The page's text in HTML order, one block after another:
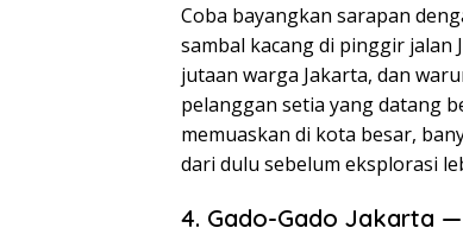
Coba bayangkan sarapan
sambal kacang di pinggir jalan
jutaan warga Jakarta, dan
pelanggan setia yang datang
memuaskan di kota besar,
dari dulu sebelum eksplorasi
4. Gado-Gado Jakarta